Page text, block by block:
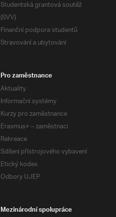
Studentská grantová soutěž
(SVV)
Finanční podpora studentů
Stravování a ubytování
Pro zaměstnance
Aktuality
Informační systémy
Kurzy pro zaměstnance
Erasmus+ – zaměstnaci
Rekreace
Sdílení přístrojového vybavení
Etický kodex
Odbory UJEP
Mezinárodní spolupráce